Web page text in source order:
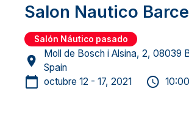
Salon Nautico
Salón Náutico pasado
Moll de Bosch i Alsina, 2, 08039
Spain
octubre 12 - 17, 2021